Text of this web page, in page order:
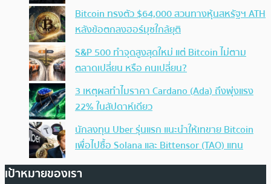
Bitcoin ทรงตัว $64,000 สวนทางหุ้นสหรัฐฯ ATH
หลังข้อตกลงฮอร์มุซใกล้ยุติ
S&P 500 ทำจุดสูงสุดใหม่ แต่ Bitcoin ไม่ตาม
ตลาดเปลี่ยน หรือ คนเปลี่ยน?
3 เหตุผลทำไมราคา Cardano (Ada) ถึงพุ่งแรง
22% ในสัปดาห์เดียว
นักลงทุน Uber รุ่นแรก แนะนำให้เทขาย Bitcoin
เพื่อไปซื้อ Solana และ Bittensor (TAO) แทน
เป้าหมายของเรา